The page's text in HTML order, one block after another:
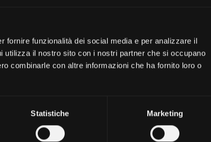
fornire funzionalità dei social media e per analizzare il
il nostro sito con i nostri partner che si occupano
combinarle con altre informazioni che ha fornito loro o
Statistiche Marketing
Mi piace!
contesto.
di muoversi, di divertirsi.
rispecchiano davvero il tuo stile.